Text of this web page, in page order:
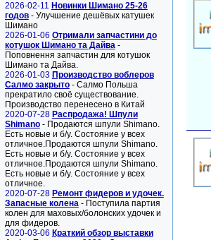
2026-02-11 Новинки Шимано 25-26
годов - Улучшение дешёвых катушек
Шимано
2026-01-06 Отримали запчастини до
котушок Шимано та Дайва -
Поповнення запчастин для котушок
Шимано та Дайва.
2026-01-03 Производство воблеров
Салмо закрыто - Салмо Польша
прекратило своё существование.
Производство перенесено в Китай
2020-07-28 Распродажа! Шпули
Shimano - Продаются шпули Shimano.
Есть новые и б/у. Состояние у всех
отличное.Продаются шпули Shimano.
Есть новые и б/у. Состояние у всех
отличное.Продаются шпули Shimano.
Есть новые и б/у. Состояние у всех
отличное.
2020-07-28 Ремонт фидеров и удочек.
Запасные колена - Поступила партия
колен для маховых/болонских удочек и
для фидеров.
2020-03-06 Краткий обзор выставки